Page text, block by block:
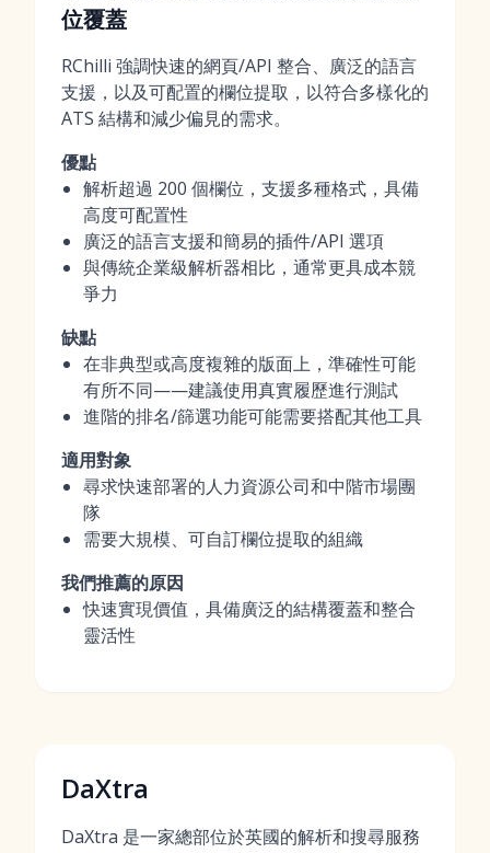
位覆蓋
RChilli 強調快速的網頁/API 整合、廣泛的語言
支援，以及可配置的欄位提取，以符合多樣化的
ATS 結構和減少偏見的需求。
優點
解析超過 200 個欄位，支援多種格式，具備
高度可配置性
廣泛的語言支援和簡易的插件/API 選項
與傳統企業級解析器相比，通常更具成本競
爭力
缺點
在非典型或高度複雜的版面上，準確性可能
有所不同——建議使用真實履歷進行測試
進階的排名/篩選功能可能需要搭配其他工具
適用對象
尋求快速部署的人力資源公司和中階市場團
隊
需要大規模、可自訂欄位提取的組織
我們推薦的原因
快速實現價值，具備廣泛的結構覆蓋和整合
靈活性
DaXtra
DaXtra 是一家總部位於英國的解析和搜尋服務